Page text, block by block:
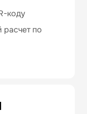
коду
расчет по